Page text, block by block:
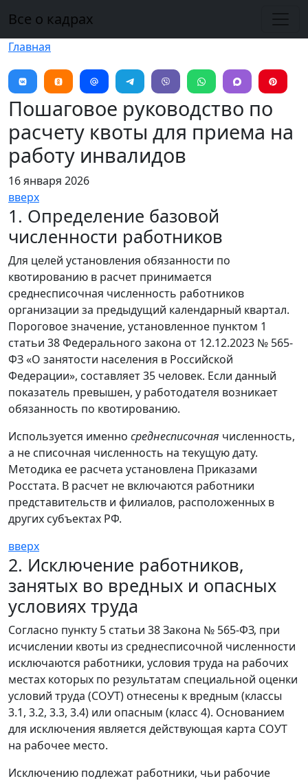
Все о кадрах
Главная
Пошаговое руководство по
расчету квоты для приема на
работу инвалидов
16 января 2026
вверх
1. Определение базовой
численности работников
Для целей установления обязанности по
квотированию в расчет принимается
среднесписочная численность работников
организации за предыдущий календарный квартал.
Пороговое значение, установленное пунктом 1
статьи 38 Федерального закона от 12.12.2023 № 565-
ФЗ «О занятости населения в Российской
Федерации», составляет 35 человек. Если данный
показатель превышен, у работодателя возникает
обязанность по квотированию.
Используется именно среднесписочная численность,
а не списочная численность на текущую дату.
Методика ее расчета установлена Приказами
Росстата. В расчет не включаются работники
представительств и филиалов, расположенных в
других субъектах РФ.
вверх
2. Исключение работников,
занятых во вредных и опасных
условиях труда
Согласно пункту 5 статьи 38 Закона № 565-ФЗ, при
исчислении квоты из среднесписочной численности
исключаются работники, условия труда на рабочих
местах которых по результатам специальной оценки
условий труда (СОУТ) отнесены к вредным (классы
3.1, 3.2, 3.3, 3.4) или опасным (класс 4). Основанием
для исключения является действующая карта СОУТ
на рабочее место.
Исключению подлежат работники, чьи рабочие